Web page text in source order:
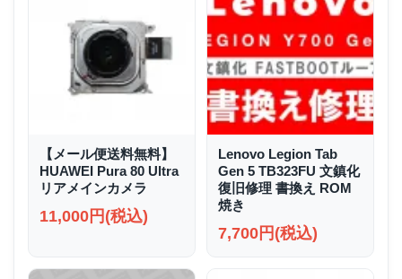
【メール便送料無料】
HUAWEI Pura 80 Ultra
リアメインカメラ
11,000円(税込)
Lenovo Legion Tab
Gen 5 TB323FU 文鎮化
復旧修理 書換え ROM
焼き
7,700円(税込)